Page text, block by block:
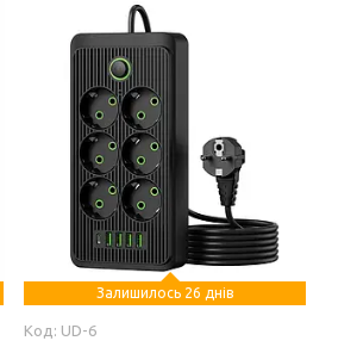
Залишилось 26 днів
UD-6